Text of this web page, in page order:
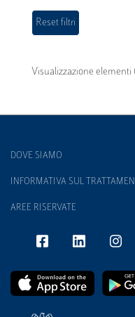
Visualizzazione elementi
DOVE SIAMO
INFORMATIVA SUL
AREE RISERVATE